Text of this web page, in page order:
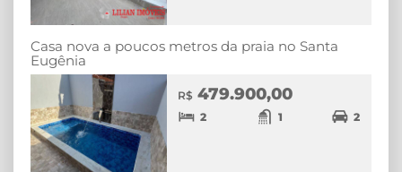
Casa nova a poucos metros da praia no Santa
Eugênia
R$ 479.900,00
2 1 2